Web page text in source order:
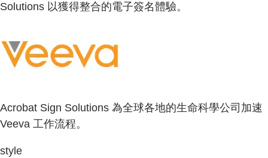
Solutions 以獲得整合的電子簽名體驗。
Acrobat Sign Solutions 為全球各地的生命科學公司加速
Veeva 工作流程。
style